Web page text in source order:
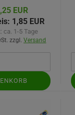
EUR
1,85 EUR
ca. 1-5 Tage
zzgl.Versand